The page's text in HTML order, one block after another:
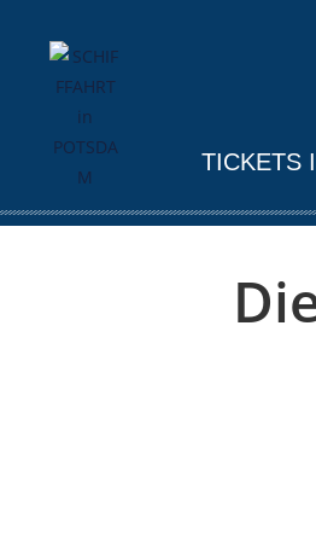
TICKETS